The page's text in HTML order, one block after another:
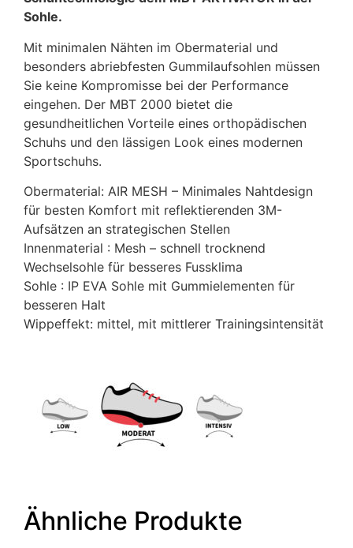
Sohle.
Mit minimalen Nähten im Obermaterial und
besonders abriebfesten Gummilaufsohlen müssen
Sie keine Kompromisse bei der Performance
eingehen. Der MBT 2000 bietet die
gesundheitlichen Vorteile eines orthopädischen
Schuhs und den lässigen Look eines modernen
Sportschuhs.
Obermaterial: AIR MESH – Minimales Nahtdesign
für besten Komfort mit reflektierenden 3M-
Aufsätzen an strategischen Stellen
Innenmaterial : Mesh – schnell trocknend
Wechselsohle für besseres Fussklima
Sohle : IP EVA Sohle mit Gummielementen für
besseren Halt
Wippeffekt: mittel, mit mittlerer Trainingsintensität
Ähnliche Produkte